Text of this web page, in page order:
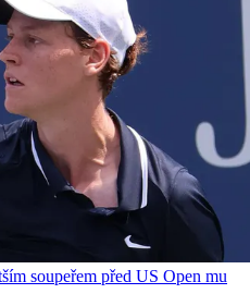
soupeřem před US Open mu